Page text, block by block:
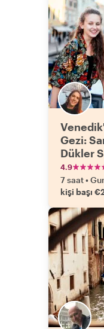
Gezi:
Dükler
Gondol
4.9
7 saat•
kişi başı